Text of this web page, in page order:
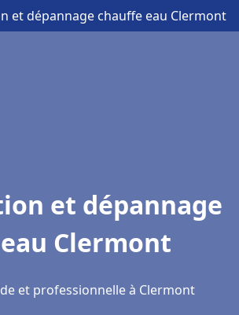
et dépannage chauffe eau Clermont
et dépannage
Clermont
et professionnelle à Clermont